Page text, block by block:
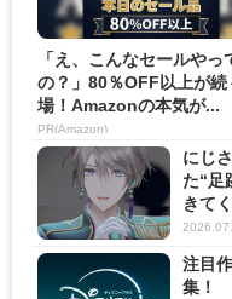
「え、こんなセールやっ
の？」80％OFF以上が続
場！Amazonの本気が...
PR(Amazon)
にじ
た“足
きて
注目
集！